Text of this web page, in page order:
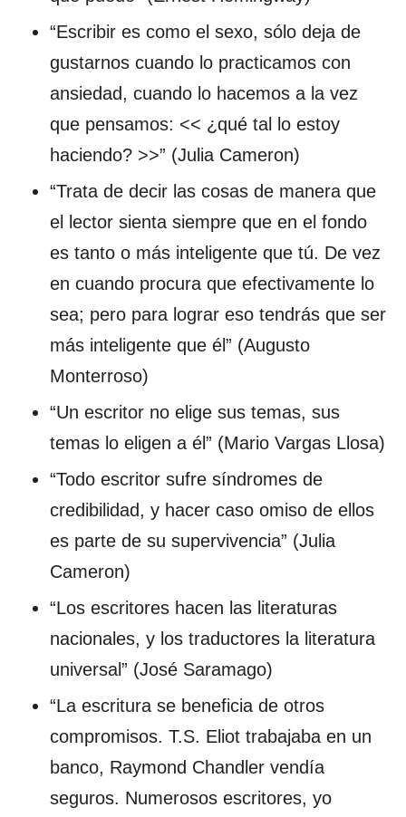
“Escribir es como el sexo, sólo deja de
gustarnos cuando lo practicamos con
ansiedad, cuando lo hacemos a la vez
que pensamos: << ¿qué tal lo estoy
haciendo? >>” (Julia Cameron)
“Trata de decir las cosas de manera que
el lector sienta siempre que en el fondo
es tanto o más inteligente que tú. De vez
en cuando procura que efectivamente lo
sea; pero para lograr eso tendrás que ser
más inteligente que él” (Augusto
Monterroso)
“Un escritor no elige sus temas, sus
temas lo eligen a él” (Mario Vargas Llosa)
“Todo escritor sufre síndromes de
credibilidad, y hacer caso omiso de ellos
es parte de su supervivencia” (Julia
Cameron)
“Los escritores hacen las literaturas
nacionales, y los traductores la literatura
universal” (José Saramago)
“La escritura se beneficia de otros
compromisos. T.S. Eliot trabajaba en un
banco, Raymond Chandler vendía
seguros. Numerosos escritores, yo